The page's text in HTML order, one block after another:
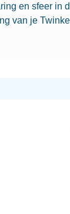
en sfeer in
van je